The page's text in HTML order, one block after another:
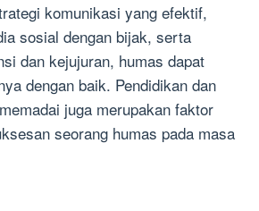
komunikasi yang efektif,
sosial dengan bijak, serta
dan kejujuran, humas dapat
dengan baik. Pendidikan dan
juga merupakan faktor
seorang humas pada masa